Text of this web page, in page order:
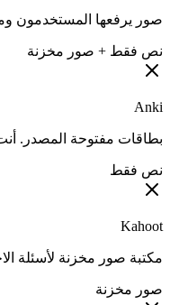
صور يرفعها المستخدمون
نص فقط + صور مخزنة
Anki
بطاقات مفتوحة المصدر.
نص فقط
Kahoot
مكتبة صور مخزنة لأسئلة
صور مخزنة